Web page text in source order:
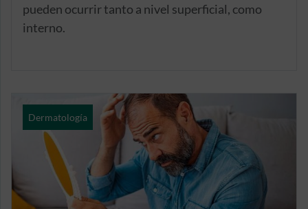
pueden ocurrir tanto a nivel superficial, como
interno.
Dermatología